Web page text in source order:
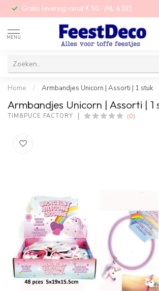
Gratis levering vanaf € 50,- (NL & BE)
MENU
Home / Armbandjes Unicorn | Assorti | 1 stuk
Armbandjes Unicorn | Assorti | 1
TIM&PUCE FACTORY (0)